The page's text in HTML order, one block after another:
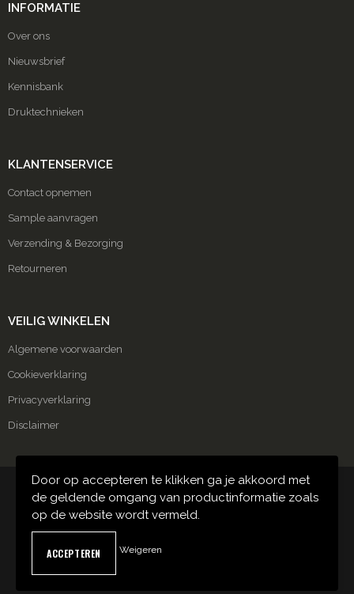
INFORMATIE
Over ons
Nieuwsbrief
Kennisbank
Druktechnieken
KLANTENSERVICE
Contact opnemen
Sample aanvragen
Verzending & Bezorging
Retourneren
VEILIG WINKELEN
Algemene voorwaarden
Cookieverklaring
Privacyverklaring
Disclaimer
© Copyright Carmako 2024
Door op accepteren te klikken ga je akkoord met
de geldende omgang van productinformatie zoals
op de website wordt vermeld.
Weigeren